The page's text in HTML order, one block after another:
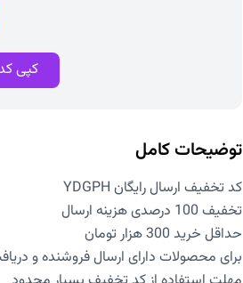
کپی
توضیحات کامل
کد تخفیف ارسال رایگان YDGPH
تخفیف 100 درصدی هزینه ارسال
حداقل خرید 300 هزار تومان
برای محصولات دارای ارسال فروشنده و